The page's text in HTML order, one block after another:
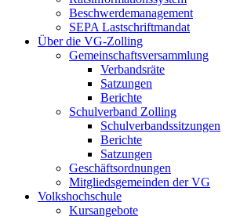
Beschwerdemanagement
SEPA Lastschriftmandat
Über die VG-Zolling
Gemeinschaftsversammlung
Verbandsräte
Satzungen
Berichte
Schulverband Zolling
Schulverbandssitzungen
Berichte
Satzungen
Geschäftsordnungen
Mitgliedsgemeinden der VG
Volkshochschule
Kursangebote